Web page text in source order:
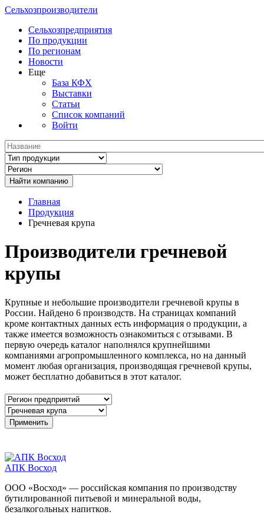
Сельхозпроизводители
Сельхозпредприятия
По продукции
По регионам
Новости
Еще
База КФХ
Выставки
Статьи
Список компаний
Войти
Главная
Продукция
Гречневая крупа
Производители гречневой
крупы
Крупные и небольшие производители гречневой крупы в
России. Найдено 6 производств. На страницах компаний
кроме контактных данных есть информация о продукции, а
также имеется возможность ознакомиться с отзывами. В
первую очередь каталог наполнялся крупнейшими
компаниями агропромышленного комплекса, но на данный
момент любая организация, производящая гречневой крупы,
может бесплатно добавиться в этот каталог.
АПК Восход
ООО «Восход» — российская компания по производству
бутилированной питьевой и минеральной воды,
безалкогольных напитков.